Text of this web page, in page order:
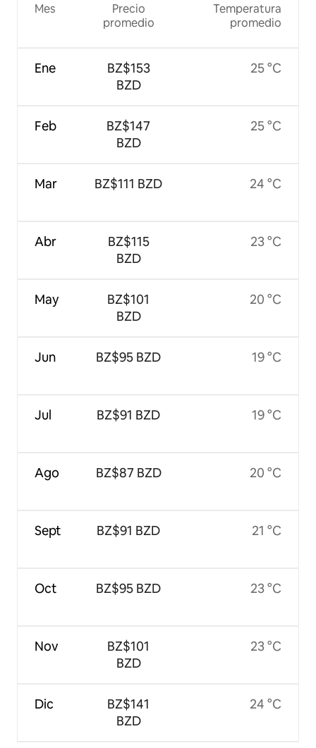
Mes
Ene
Feb
Mar
Abr
May
Jun
Jul
Ago
Sept
Oct
Nov
Dic
Precio
promedio
BZ$153
BZD
BZ$147
BZD
BZ$111 BZD
BZ$115
BZD
BZ$101
BZD
BZ$95 BZD
BZ$91 BZD
BZ$87 BZD
BZ$91 BZD
BZ$95 BZD
BZ$101
BZD
BZ$141
BZD
Temperatura
promedio
25 °C
25 °C
24 °C
23 °C
20 °C
19 °C
19 °C
20 °C
21 °C
23 °C
23 °C
24 °C